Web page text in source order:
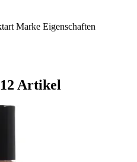
Marke Eigenschaften
Artikel